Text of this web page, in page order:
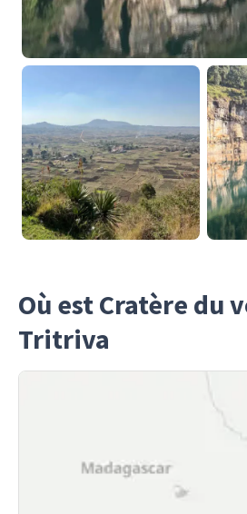
Où est Cratère du
Tritriva